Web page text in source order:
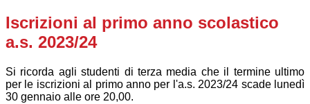
Iscrizioni al primo anno scolastico
a.s. 2023/24
Si ricorda agli studenti di terza media che il termine ultimo
per le iscrizioni al primo anno per l'a.s. 2023/24 scade lunedì
30 gennaio alle ore 20,00.